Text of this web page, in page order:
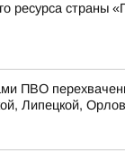
ресурса
ПВО
Липецкой,